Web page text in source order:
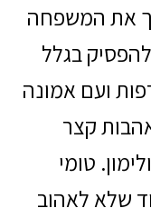
את המשפחה
בגלל
ועם אמונה
קצר
טומי
שלא לאהוב